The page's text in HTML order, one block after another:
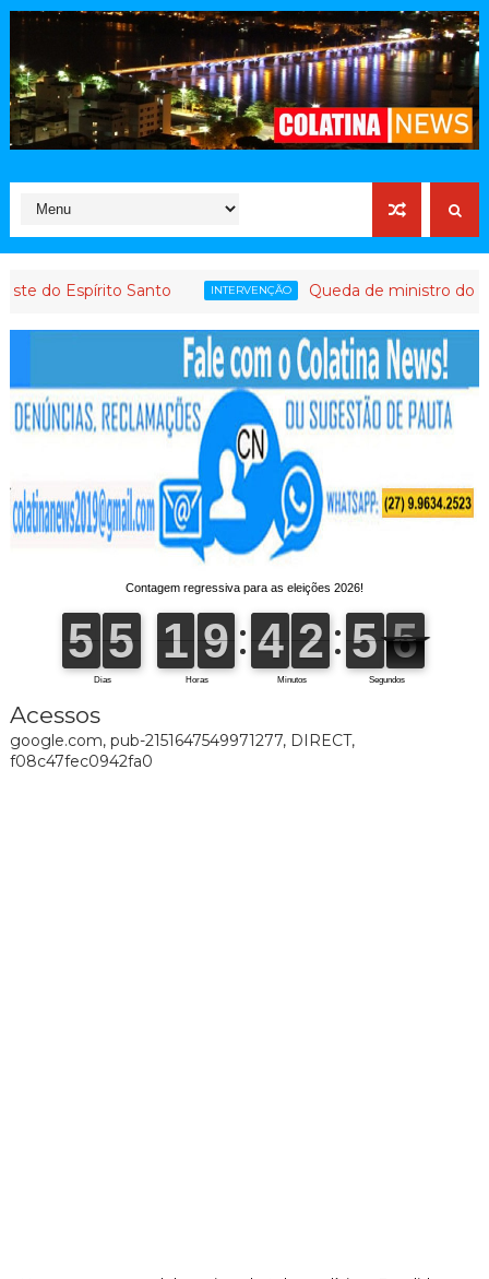
Santo INTERVENÇÃO Queda de ministro do STJ gera
Acessos
google.com, pub-2151647549971277, DIRECT,
f08c47fec0942fa0